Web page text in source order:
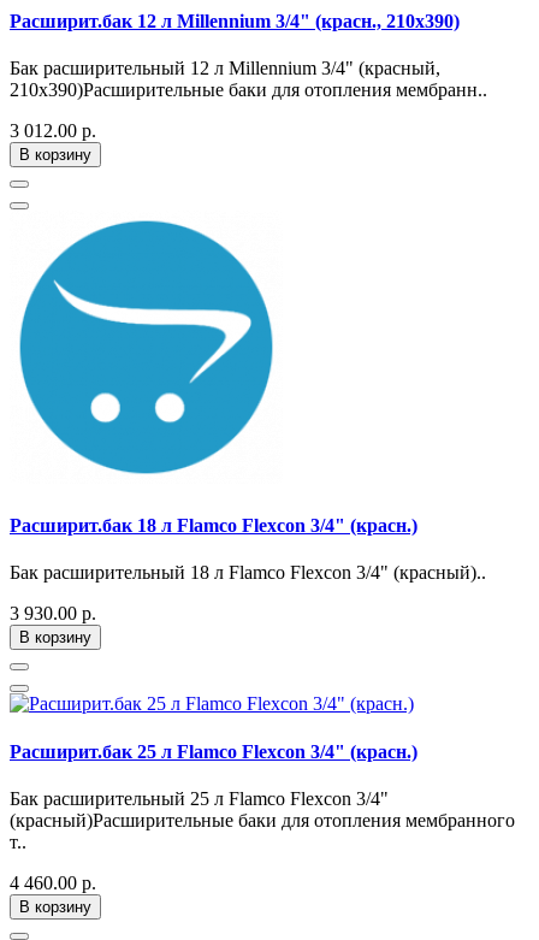
Расширит.бак 12 л Millennium 3/4" (красн., 210х390)
Бак расширительный 12 л Millennium 3/4" (красный,
210х390)Расширительные баки для отопления мембранн..
3 012.00 р.
В корзину
Расширит.бак 18 л Flamco Flexcon 3/4" (красн.)
Бак расширительный 18 л Flamco Flexcon 3/4" (красный)..
3 930.00 р.
В корзину
Расширит.бак 25 л Flamco Flexcon 3/4" (красн.)
Бак расширительный 25 л Flamco Flexcon 3/4"
(красный)Расширительные баки для отопления мембранного
т..
4 460.00 р.
В корзину